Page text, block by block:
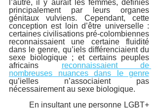
l’autre, il y aurait les femmes, définies
principalement par leurs organes
génitaux vulviens. Cependant, cette
conception est loin d’être universelle :
certaines civilisations pré-colombiennes
reconnaissaient une certaine fluidité
dans le genre, qu’iels différenciaient du
sexe biologique ; et certains peuples
africains reconnaissaient de
nombreuses nuances dans le genre
qu’ielles n’associaient pas
nécessairement au sexe biologique.